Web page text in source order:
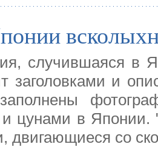
случившаяся в
заголовками и
и цунами в
двигающиеся со